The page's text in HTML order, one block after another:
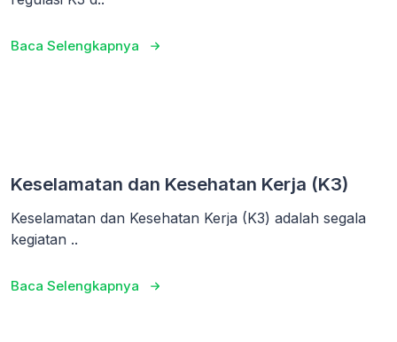
Baca Selengkapnya
Keselamatan dan Kesehatan Kerja (K3)
Keselamatan dan Kesehatan Kerja (K3) adalah segala
kegiatan ..
Baca Selengkapnya